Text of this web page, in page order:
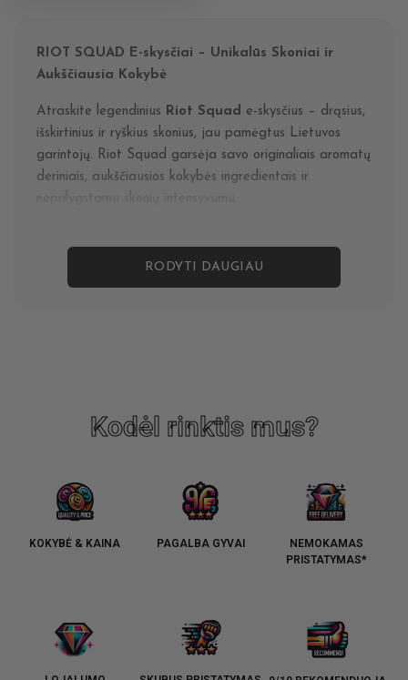
RIOT SQUAD E-skysčiai – Unikalūs Skoniai ir
Aukščiausia Kokybė
Atraskite legendinius Riot Squad e-skysčius – drąsius,
išskirtinius ir ryškius skonius, jau pamėgtus Lietuvos
garintojų. Riot Squad garsėja savo originaliais aromatų
deriniais, aukščiausios kokybės ingredientais ir
RODYTI DAUGIAU
Kodėl rinktis mus?
KOKYBĖ & KAINA PAGALBA GYVAI
NEMOKAMAS
PRISTATYMAS*